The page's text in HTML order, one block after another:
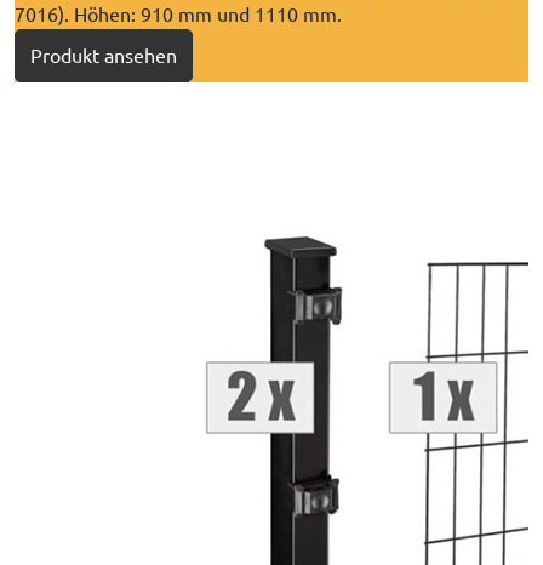
7016). Höhen: 910 mm und 1110 mm.
Produkt ansehen